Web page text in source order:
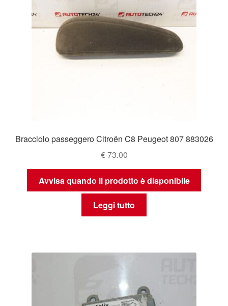
Bracciolo passeggero Citroën C8 Peugeot 807 883026
€73.00
Avvisa quando il prodotto è disponibile
Leggi tutto